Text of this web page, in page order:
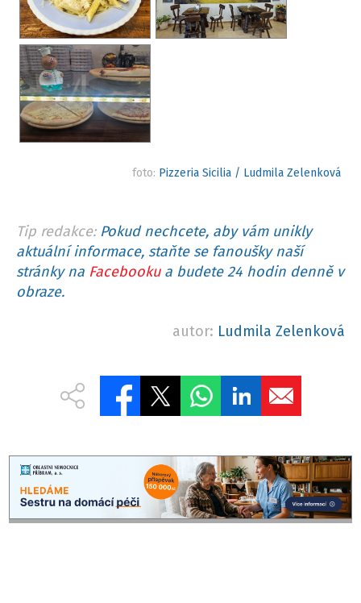
foto: Pizzeria Sicilia / Ludmila Zelenková
Tip redakce: Pokud nechcete, aby vám unikly
aktuální informace, staňte se fanoušky naší
stránky na Facebookua budete 24 hodin denně v
obraze.
autor: Ludmila Zelenková